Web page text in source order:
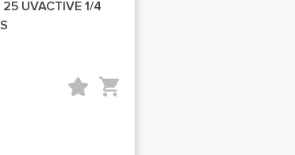
UVACTIVE 1/4